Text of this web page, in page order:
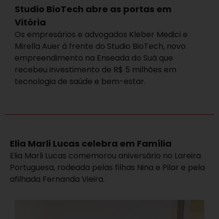
Studio BioTech abre as portas em
Vitória
Os empresários e advogados Kleber Medici e
Mirella Auer à frente do Studio BioTech, novo
empreendimento na Enseada do Suá que
recebeu investimento de R$ 5 milhões em
tecnologia de saúde e bem-estar.
Elia Marli Lucas celebra em Família
Elia Marli Lucas comemorou aniversário no Lareira
Portuguesa, rodeada pelas filhas Nina e Pilar e pela
afilhada Fernanda Vieira.